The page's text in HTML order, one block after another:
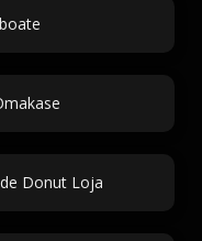
Donut Loja